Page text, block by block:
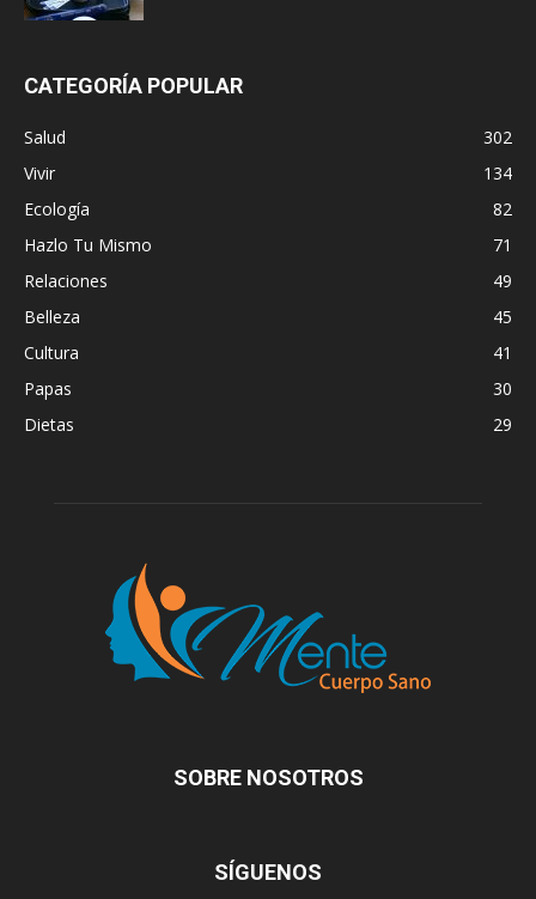
CATEGORÍA POPULAR
Salud
302
Vivir
134
Ecología
82
Hazlo Tu Mismo
71
Relaciones
49
Belleza
45
Cultura
41
Papas
30
Dietas
29
SOBRE NOSOTROS
SÍGUENOS